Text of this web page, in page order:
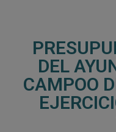
DEL
CAMPOO